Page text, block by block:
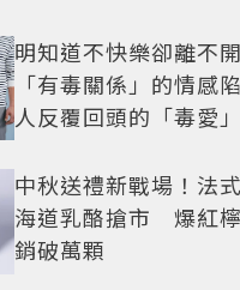
明知道不快樂卻離不
「有毒關係」的情感
人反覆回頭的「毒愛
中秋送禮新戰場！法
海道乳酪搶市 爆紅
銷破萬顆